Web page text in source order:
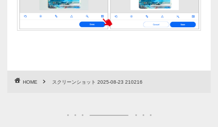
HOME スクリーンショット 2025-08-23 210216